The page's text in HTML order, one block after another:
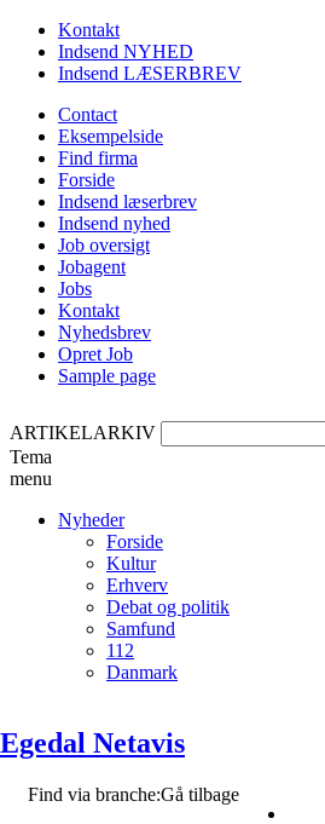
Kontakt
Indsend NYHED
Indsend LÆSERBREV
Contact
Eksempelside
Find firma
Forside
Indsend læserbrev
Indsend nyhed
Job oversigt
Jobagent
Jobs
Kontakt
Nyhedsbrev
Opret Job
Sample page
ARTIKELARKIV
Tema
menu
Nyheder
Forside
Kultur
Erhverv
Debat og politik
Samfund
112
Danmark
Egedal Netavis
Find via branche:Gå tilbage